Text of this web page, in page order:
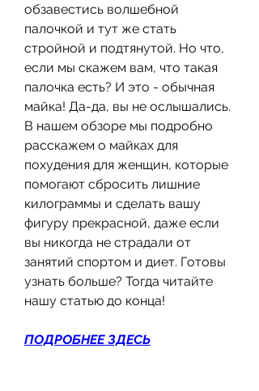
обзавестись волшебной
палочкой и тут же стать
стройной и подтянутой. Но что,
если мы скажем вам, что такая
палочка есть? И это - обычная
майка! Да-да, вы не ослышались.
В нашем обзоре мы подробно
расскажем о майках для
похудения для женщин, которые
помогают сбросить лишние
килограммы и сделать вашу
фигуру прекрасной, даже если
вы никогда не страдали от
занятий спортом и диет. Готовы
узнать больше? Тогда читайте
нашу статью до конца!
ПОДРОБНЕЕ ЗДЕСЬ